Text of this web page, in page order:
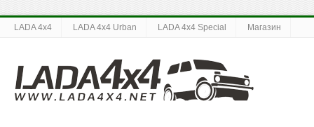
LADA 4x4 LADA 4x4 Urban LADA 4x4 Special Магазин